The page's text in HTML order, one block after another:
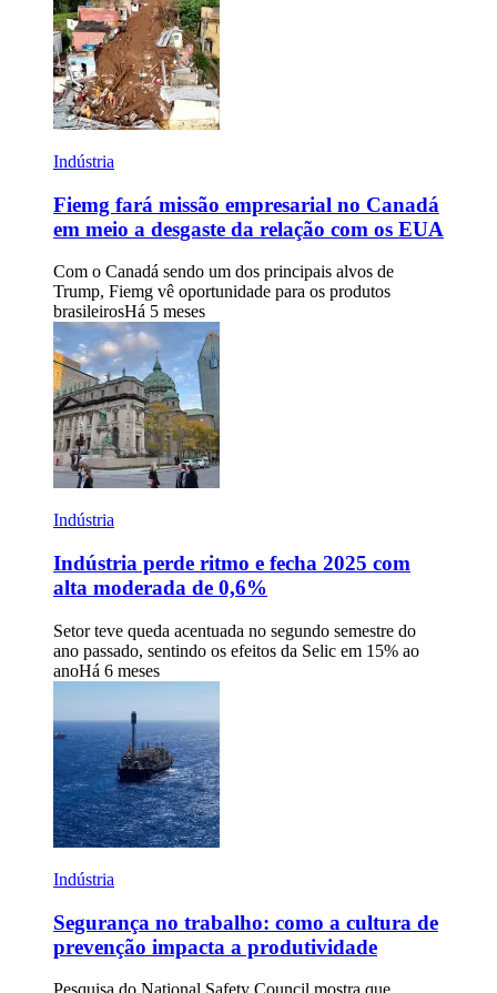
Indústria
Fiemg fará missão empresarial no Canadá
em meio a desgaste da relação com os EUA
Com o Canadá sendo um dos principais alvos de
Trump, Fiemg vê oportunidade para os produtos
brasileirosHá 5 meses
Indústria
Indústria perde ritmo e fecha 2025 com
alta moderada de 0,6%
Setor teve queda acentuada no segundo semestre do
ano passado, sentindo os efeitos da Selic em 15% ao
anoHá 6 meses
Indústria
Segurança no trabalho: como a cultura de
prevenção impacta a produtividade